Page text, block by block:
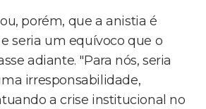
porém, que a anistia é
seria um equívoco que o
adiante. "Para nós, seria
irresponsabilidade,
a crise institucional no